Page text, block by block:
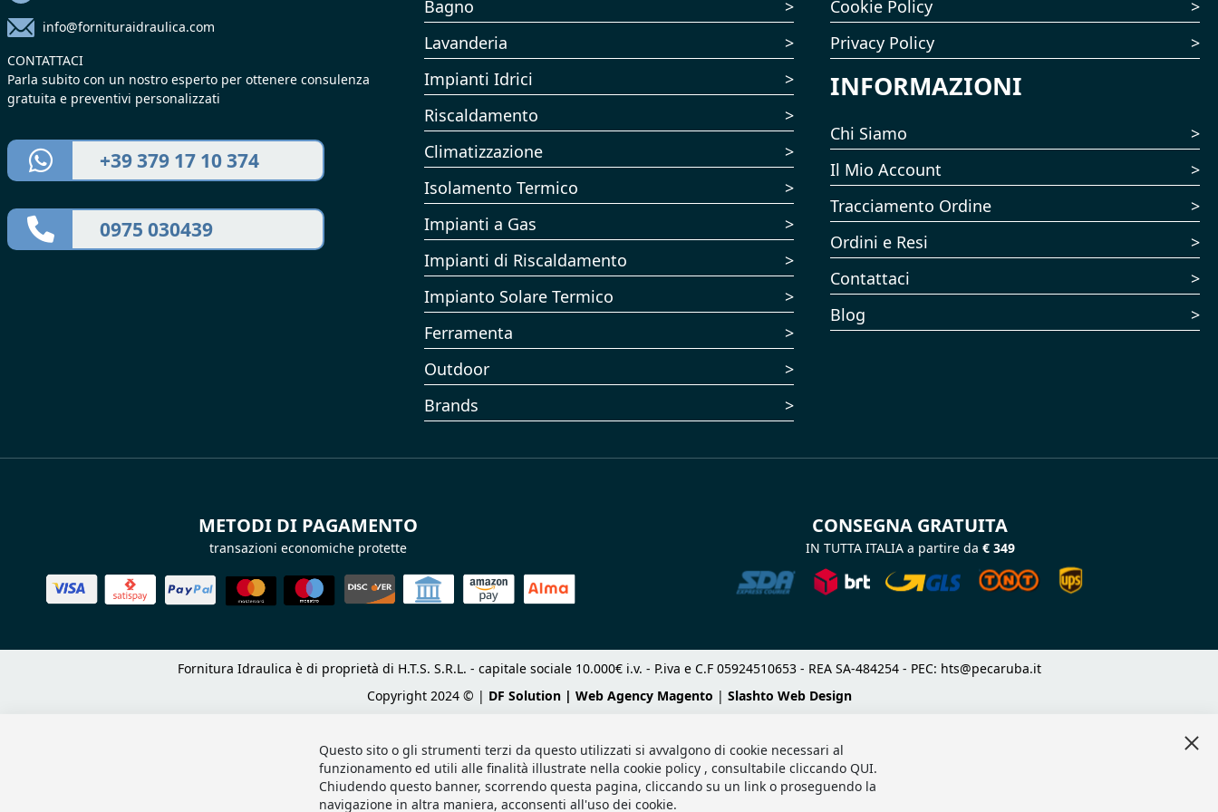
info@fornituraidraulica.com
CONTATTACI
Parla subito con un nostro esperto per ottenere consulenza
gratuita e preventivi personalizzati
+39 379 17 10 374
0975 030439
Bagno
Lavanderia
Impianti Idrici
Riscaldamento
Climatizzazione
Isolamento Termico
Impianti a Gas
Impianti di Riscaldamento
Impianto Solare Termico
Ferramenta
Outdoor
Brands
Cookie Policy
Privacy Policy
INFORMAZIONI
Chi Siamo
Il Mio Account
Tracciamento Ordine
Ordini e Resi
Contattaci
Blog
METODI DI PAGAMENTO
transazioni economiche protette
CONSEGNA GRATUITA
IN TUTTA ITALIA a partire da € 349
Fornitura Idraulica è di proprietà di H.T.S. S.R.L. - capitale sociale 10.000€ i.v. - P.iva e C.F 05924510653 - REA SA-484254 - PEC: hts@pecaruba.it
Copyright 2024 © | DF Solution | Web Agency Magento | Slashto Web Design
Questo sito o gli strumenti terzi da questo utilizzati si avvalgono di cookie necessari al
funzionamento ed utili alle finalità illustrate nella cookie policy , consultabile cliccando QUI.
Chiudendo questo banner, scorrendo questa pagina, cliccando su un link o proseguendo la
navigazione in altra maniera, acconsenti all'uso dei cookie.